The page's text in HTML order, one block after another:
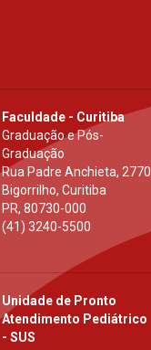
Faculdade - Curitiba
Graduação e Pós-
Graduação
Rua Padre Anchieta, 2770
Bigorrilho, Curitiba
PR, 80730-000
(41) 3240-5500
Unidade de Pronto
Atendimento Pediátrico
- SUS